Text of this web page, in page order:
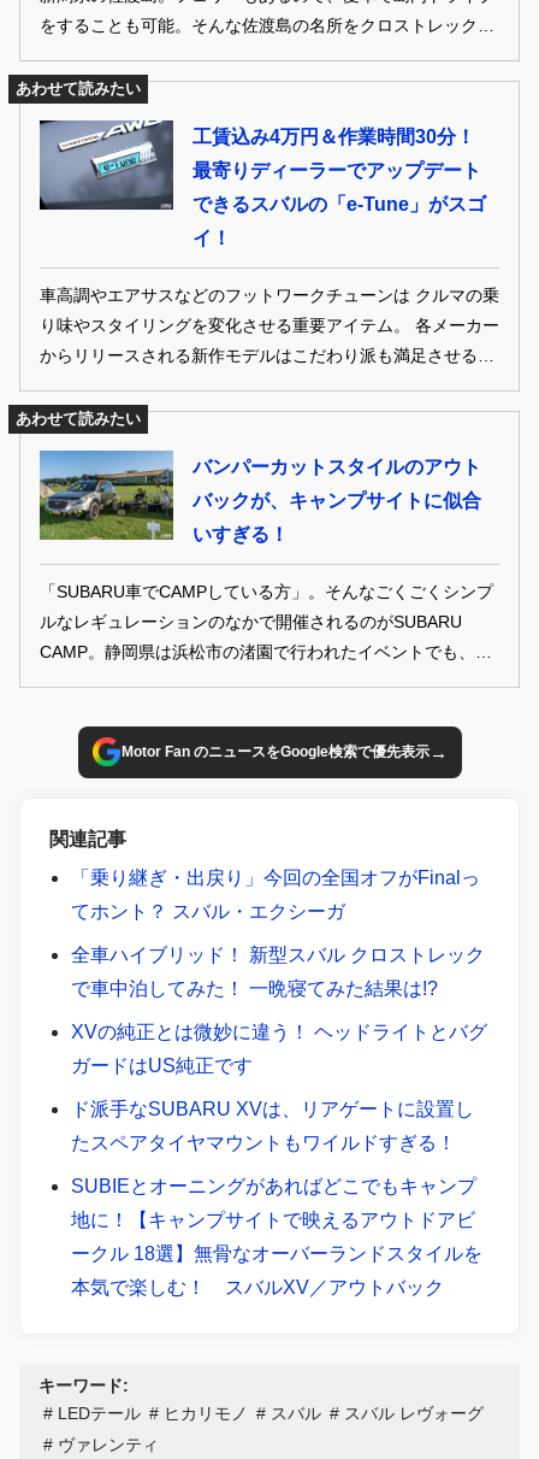
をすることも可能。そんな佐渡島の名所をクロストレックで
あわせて読みたい
工賃込み4万円＆作業時間30分！
最寄りディーラーでアップデート
できるスバルの「e-Tune」がスゴ
イ！
車高調やエアサスなどのフットワークチューンは クルマの乗
り味やスタイリングを変化させる重要アイテム。 各メーカー
からリリースされる新作モデルはこだわり派も満足させる注
見逃せない今時フットワークチューンをお届け！
あわせて読みたい
バンパーカットスタイルのアウト
バックが、キャンプサイトに似合
いすぎる！
「SUBARU車でCAMPしている方」。そんなごくごくシンプ
ルなレギュレーションのなかで開催されるのがSUBARU
CAMP。静岡県は浜松市の渚園で行われたイベントでも、た
Motor Fan のニュースをGoogle検索で優先表示→
関連記事
「乗り継ぎ・出戻り」今回の全国オフがFinalっ
てホント？ スバル・エクシーガ
全車ハイブリッド！ 新型スバル クロストレック
で車中泊してみた！ 一晩寝てみた結果は!?
XVの純正とは微妙に違う！ ヘッドライトとバグ
ガードはUS純正です
ド派手なSUBARU XVは、リアゲートに設置し
たスペアタイヤマウントもワイルドすぎる！
SUBIEとオーニングがあればどこでもキャンプ
地に！【キャンプサイトで映えるアウトドアビ
ークル 18選】無骨なオーバーランドスタイルを
本気で楽しむ！ スバルXV／アウトバック
キーワード:
LEDテール
ヒカリモノ スバル
スバル レヴォーグ
ヴァレンティ